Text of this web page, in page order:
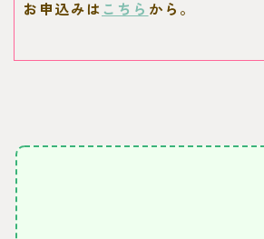
お申込みはこちら から。